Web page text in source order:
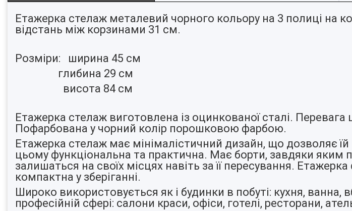
Етажерка стелаж металевий чорного кольору на 3 полиці на
відстань між корзинами 31 см.
Розміри: ширина 45 см
глибина 29 см
висота 84 см
Етажерка стелаж виготовлена із оцинкованої сталі. Перевага
Пофарбована у чорний колір порошковою фарбою.
Етажерка стелаж має мінімалістичний дизайн, що дозволяє їй
цьому функціональна та практична. Має борти, завдяки яким
залишаться на своїх місцях навіть за її пересування.
компактна у зберіганні.
Широко використовується як і будинки в побуті: кухня, ванна,
професійній сфері: салони краси, офіси, готелі, ресторани,